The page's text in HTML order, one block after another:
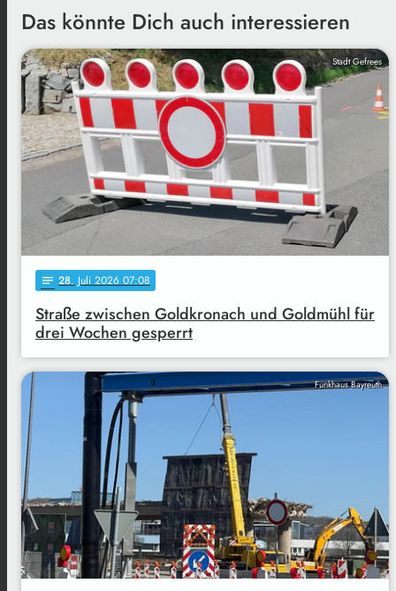
Das könnte Dich auch interessieren
Stadt Gefrees
notes 28. Juli 2026 07:08
Straße zwischen Goldkronach und Goldmühl für
drei Wochen gesperrt
Funkhaus Bayreuth